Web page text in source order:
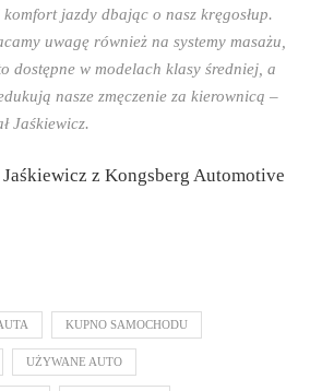
komfort jazdy dbając o nasz kręgosłup.
uwagę również na systemy masażu,
dostępne w modelach klasy średniej, a
nasze zmęczenie za kierownicą –
Jaśkiewicz.
z Kongsberg Automotive
KUPNO SAMOCHODU
UŻYWANE AUTO